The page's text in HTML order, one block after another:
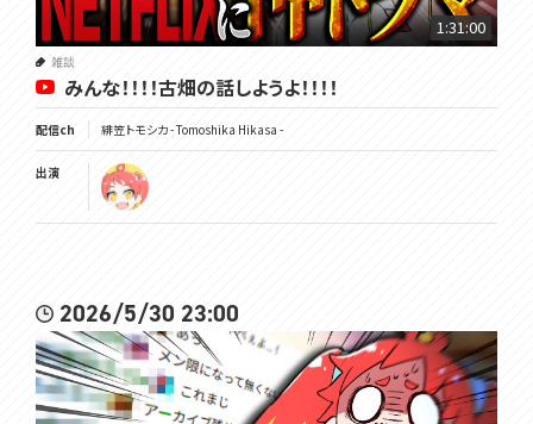
1:31:00
雑談
みんな！！！！古畑の話しようよ！！！！
配信ch 緋笠トモシカ - Tomoshika Hikasa -
出演
2026/5/30 23:00